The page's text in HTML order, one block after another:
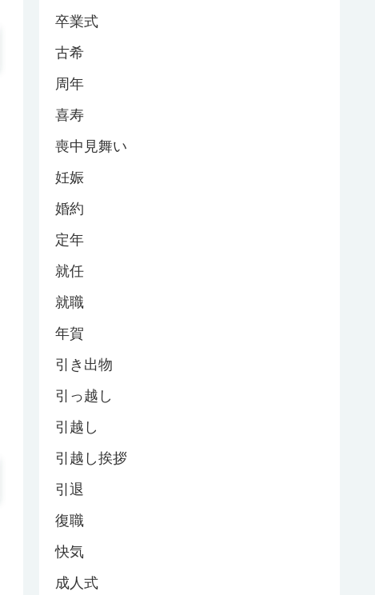
卒業式
古希
周年
喜寿
喪中見舞い
妊娠
婚約
定年
就任
就職
年賀
引き出物
引っ越し
引越し
引越し挨拶
引退
復職
快気
成人式